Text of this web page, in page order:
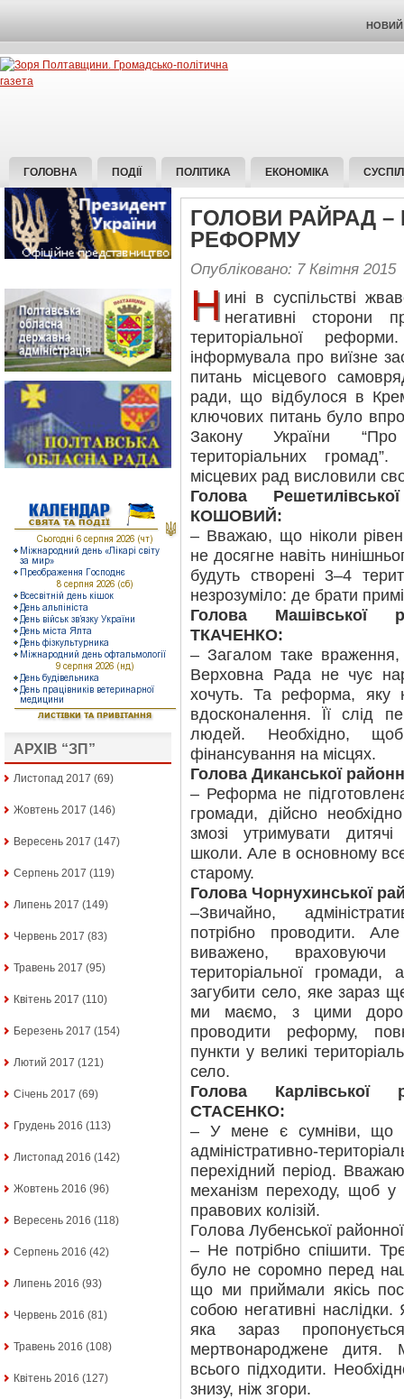
НОВИЙ
ГОЛОВНА ПОДІЇ ПОЛІТИКА ЕКОНОМІКА
АРХІВ “ЗП”
Листопад 2017 (69)
Жовтень 2017 (146)
Вересень 2017 (147)
Серпень 2017 (119)
Липень 2017 (149)
Червень 2017 (83)
Травень 2017 (95)
Квітень 2017 (110)
Березень 2017 (154)
Лютий 2017 (121)
Січень 2017 (69)
Грудень 2016 (113)
Листопад 2016 (142)
Жовтень 2016 (96)
Вересень 2016 (118)
Серпень 2016 (42)
Липень 2016 (93)
Червень 2016 (81)
Травень 2016 (108)
Квітень 2016 (127)
ГОЛОВИ РАЙРАД –
РЕФОРМУ
Опубліковано: 7 Квітня 2015
Н ині в суспільстві
негативні сторони
територіальної
інформувала про виїзне
питань місцевого
ради, що відбулося в
ключових питань було
Закону України “Про
територіальних
місцевих рад висловили
Голова
КОШОВИЙ:
– Вважаю, що ніколи
не досягне навіть
будуть створені 3–4
незрозуміло: де брати
Голова Машівської
ТКАЧЕНКО:
– Загалом таке
Верховна Рада не чує
хочуть. Та реформа, яку
вдосконалення. Її слід
людей. Необхідно,
фінансування на місцях.
Голова Диканської
– Реформа не
громади, дійсно
змозі утримувати
школи. Але в основному
старому.
Голова Чорнухинської
–Звичайно,
потрібно проводити.
виважено,
територіальної
загубити село, яке зараз
ми маємо, з цими
проводити реформу,
пункти у великі
село.
Голова Карлівської
СТАСЕНКО:
– У мене є сумніви, що
адміністративно-
перехідний період.
механізм переходу, щоб у
правових колізій.
Голова Лубенської
– Не потрібно спішити.
було не соромно перед
що ми приймали якісь
собою негативні
яка зараз
мертвонароджене
всього підходити.
знизу, ніж згори.